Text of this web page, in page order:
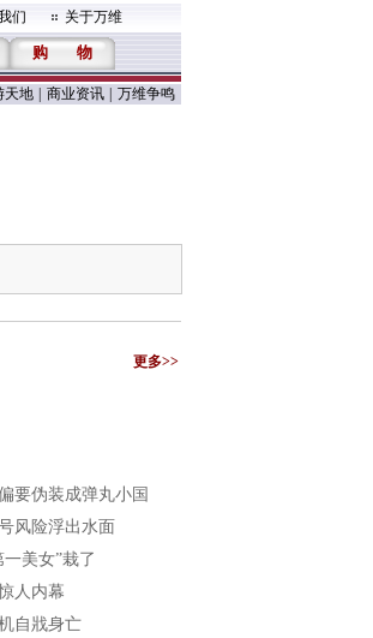
们 关于万维
购 物
天地 商业资讯 万维争鸣
更多>>
要伪装成弹丸小国
风险浮出水面
美女”栽了
人内幕
自戕身亡